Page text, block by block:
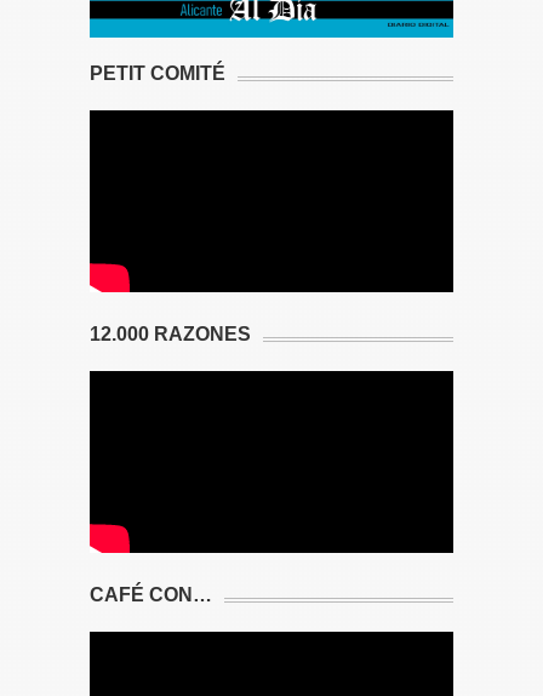
PETIT COMITÉ
12.000 RAZONES
CAFÉ CON…